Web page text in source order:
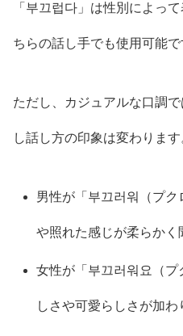
「부끄럽다」は性別によっ
ちらの話し手でも使用可能で
ただし、カジュアルな口調
し話し方の印象は変わります
男性が「부끄러워（プ
や照れた感じが柔らかく
女性が「부끄러워요（
しさや可愛らしさが加わ